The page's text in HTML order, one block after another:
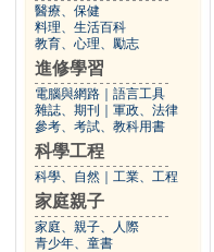
醫療、保健
料理、生活百科
教育、心理、勵志
進修學習
電腦與網路
語言工具
雜誌、期刊
軍政、法律
參考、考試、教科用書
科學工程
科學、自然 工業、工程
家庭親子
家庭、親子、人際
青少年、童書